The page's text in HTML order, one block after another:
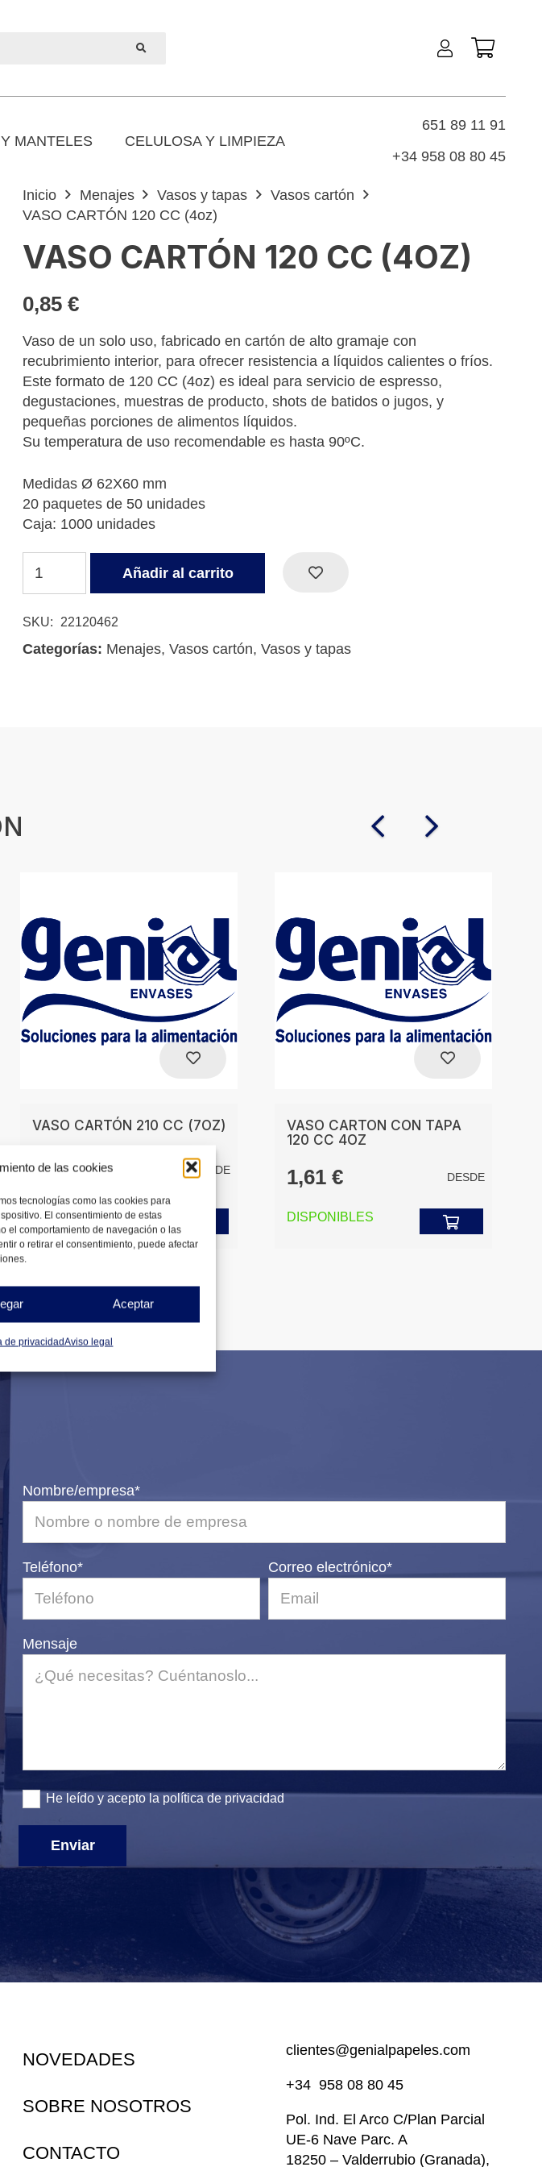
de las cookies
tecnologías como las cookies para
El consentimiento de estas
el comportamiento de navegación o las
o retirar el consentimiento, puede afectar
Aceptar
de privacidadAviso legal
MANTELES CELULOSA Y LIMPIEZA
651 89 11 91
+34 958 08 80 45
Inicio Menajes Vasos y tapas
Vasos cartón
VASO CARTÓN 120 CC (4oz)
VASO CARTÓN 120 CC (4OZ)
0,85 €
Vaso de un solo uso, fabricado en cartón de alto gramaje con
recubrimiento interior, para ofrecer resistencia a líquidos calientes o fríos.
Este formato de 120 CC (4oz) es ideal para servicio de espresso,
degustaciones, muestras de producto, shots de batidos o jugos, y
pequeñas porciones de alimentos líquidos.
Su temperatura de uso recomendable es hasta 90ºC.
Medidas Ø 62X60 mm
20 paquetes de 50 unidades
Caja: 1000 unidades
CARTÓN
CC
(4oz)
cantidad
Añadir al carrito
SKU: 22120462
Categorías: Menajes, Vasos cartón, Vasos y tapas
VASO CARTÓN 210 CC (7OZ)
0,99€ DESDE
DISPONIBLES
VASO CARTON CON TAPA
120 CC 4OZ
1,61 € DESDE
DISPONIBLES
Nombre/empresa*
Teléfono* Correo electrónico*
Mensaje
He leído y acepto lapolítica de privacidad
Enviar
NOVEDADES
SOBRE NOSOTROS
CONTACTO
clientes@genialpapeles.com
+34 958 08 80 45
Pol. Ind. El Arco C/Plan Parcial
UE-6 Nave Parc. A
18250 – Valderrubio (Granada),